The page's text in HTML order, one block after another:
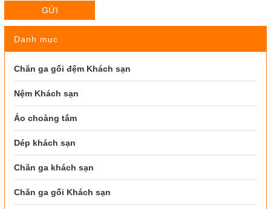
GỬI
Danh mục
Chăn ga gối đệm Khách sạn
Nệm Khách sạn
Áo choàng tắm
Dép khách sạn
Chăn ga khách sạn
Chăn ga gối Khách sạn